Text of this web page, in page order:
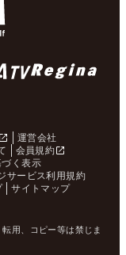
運営会社
会員規約
く表示
サービス利用規約
サイトマップ
用、コピー等は禁じま